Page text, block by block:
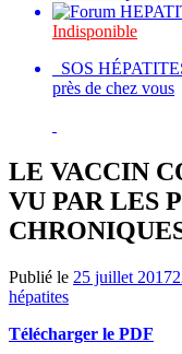
Indisponible
SOS
près de chez vous
LE VACCIN
VU PAR LES
Publié le 25 juillet 2017
hépatites
Télécharger le PDF